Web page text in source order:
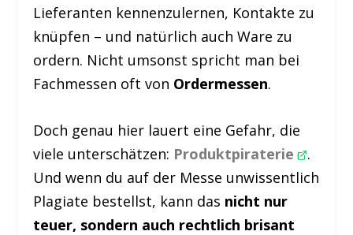
Lieferanten kennenzulernen, Kontakte zu
knüpfen – und natürlich auch Ware zu
ordern. Nicht umsonst spricht man bei
Fachmessen oft von Ordermessen.
Doch genau hier lauert eine Gefahr, die
viele unterschätzen: Produktpiraterie .
Und wenn du auf der Messe unwissentlich
Plagiate bestellst, kann das nicht nur
teuer, sondern auch rechtlich brisant